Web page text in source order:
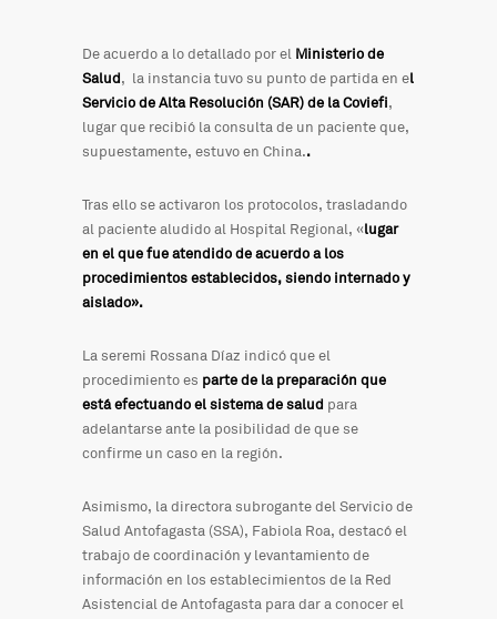
De acuerdo a lo detallado por el Ministerio de
Salud, la instancia tuvo su punto de partida en el
Servicio de Alta Resolución (SAR) de la Coviefi,
lugar que recibió la consulta de un paciente que,
supuestamente, estuvo en China..
Tras ello se activaron los protocolos, trasladando
al paciente aludido al Hospital Regional, «lugar
en el que fue atendido de acuerdo a los
procedimientos establecidos, siendo internado y
aislado».
La seremi Rossana Díaz indicó que el
procedimiento es parte de la preparación que
está efectuando el sistema de salud para
adelantarse ante la posibilidad de que se
confirme un caso en la región.
Asimismo, la directora subrogante del Servicio de
Salud Antofagasta (SSA), Fabiola Roa, destacó el
trabajo de coordinación y levantamiento de
información en los establecimientos de la Red
Asistencial de Antofagasta para dar a conocer el